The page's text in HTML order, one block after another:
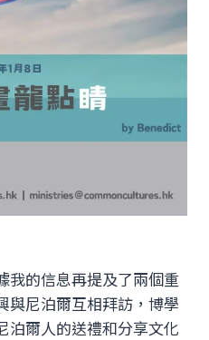
我的信息再提及了兩個重
與尼泊爾互相拜訪，博學
泊爾人的送禮和分享文化